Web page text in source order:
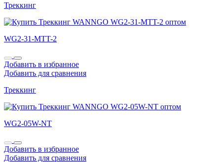
Треккинг
WG2-31-MTT-2
Добавить в избранное
Добавить для сравнения
Треккинг
WG2-05W-NT
Добавить в избранное
Добавить для сравнения